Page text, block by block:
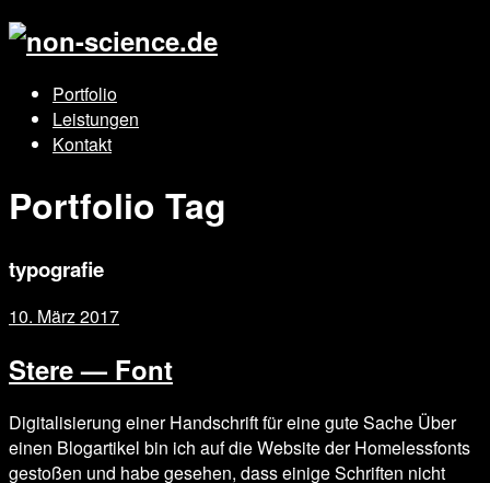
Portfolio
Leistungen
Kontakt
Portfolio Tag
typografie
10. März 2017
Stere — Font
Digitalisierung einer Handschrift für eine gute Sache Über
einen Blogartikel bin ich auf die Website der Homelessfonts
gestoßen und habe gesehen, dass einige Schriften nicht